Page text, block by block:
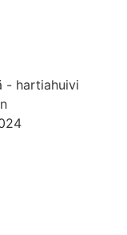
- hartiahuivi